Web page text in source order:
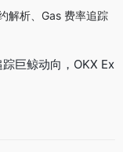
解析、Gas 费率追踪
巨鲸动向，OKX Ex